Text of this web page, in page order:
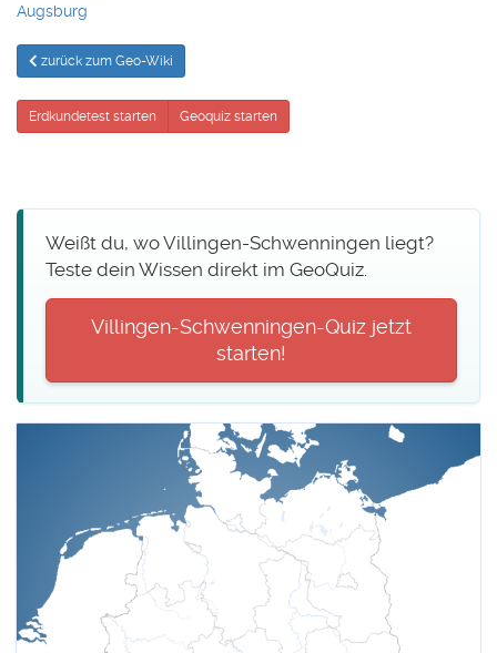
Augsburg
zurück zum Geo-Wiki
Erdkundetest starten Geoquiz starten
Weißt du, wo Villingen-Schwenningen liegt?
Teste dein Wissen direkt im GeoQuiz.
Villingen-Schwenningen-Quiz jetzt
starten!